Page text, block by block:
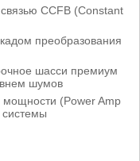
CCFB (Constant
преобразования
шасси премиум
шумов
мощности (Power Amp
системы